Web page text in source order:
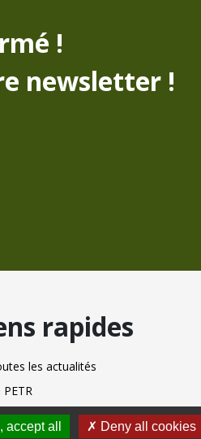
!
newsletter !
rapides
les actualités
PETR
actions
accept all Deny all cookies